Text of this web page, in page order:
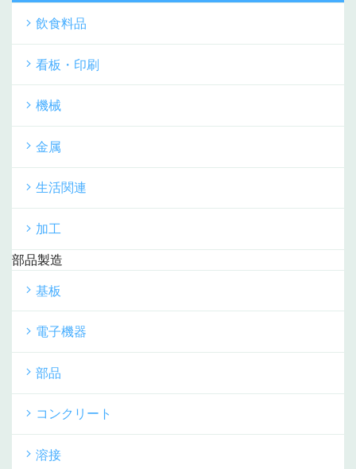
飲食料品
看板・印刷
機械
金属
生活関連
加工
部品製造
基板
電子機器
部品
コンクリート
溶接